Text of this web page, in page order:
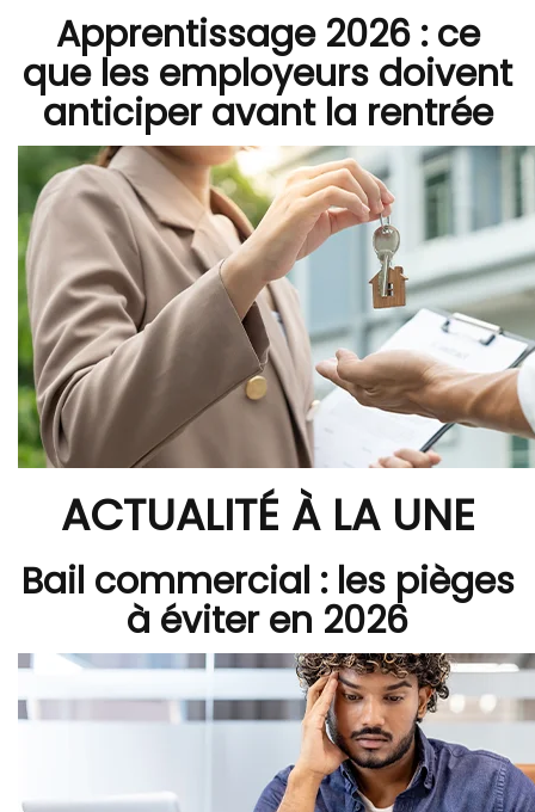
Apprentissage 2026 : ce
que les employeurs doivent
anticiper avant la rentrée
ACTUALITÉ À LA UNE
Bail commercial : les pièges
à éviter en 2026